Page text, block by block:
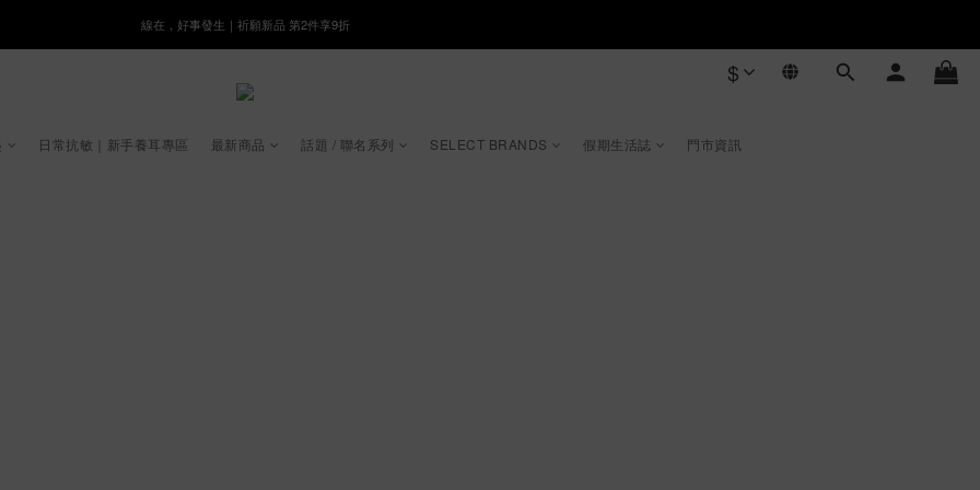
8月月初限定｜指定分類滿件88折！
線在，好事發生｜祈願新品 第2件享9折
$
日常抗敏｜新手養耳專區 最新商品 話題 / 聯名系列 SELECT BRANDS 假期生活誌 門市資訊